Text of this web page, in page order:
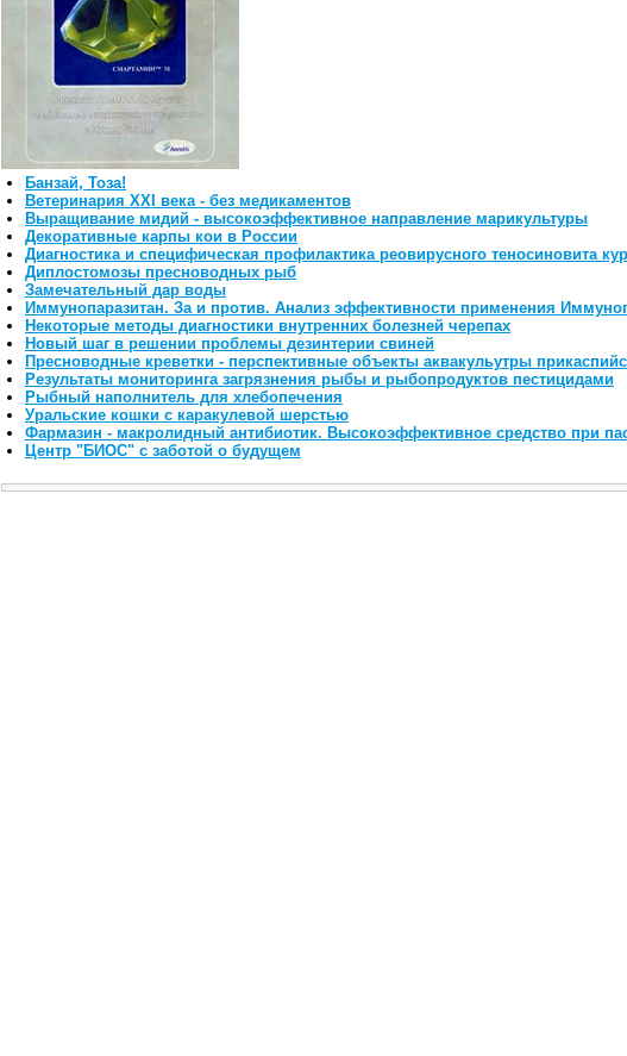
Банзай, Тоза!
Ветеринария XXI века - без медикаментов
Выращивание мидий - высокоэффективное направление марикультуры
Декоративные карпы кои в России
Диагностика и специфическая профилактика реовирусного теносиновита кур
Диплостомозы пресноводных рыб
Замечательный дар воды
Иммунопаразитан. За и против. Анализ эффективности применения
Некоторые методы диагностики внутренних болезней черепах
Новый шаг в решении проблемы дезинтерии свиней
Пресноводные креветки - перспективные объекты аквакульутры
Результаты мониторинга загрязнения рыбы и рыбопродуктов пестицидами
Рыбный наполнитель для хлебопечения
Уральские кошки с каракулевой шерстью
Фармазин - макролидный антибиотик. Высокоэффективное средство при
Центр "БИОС" с заботой о будущем